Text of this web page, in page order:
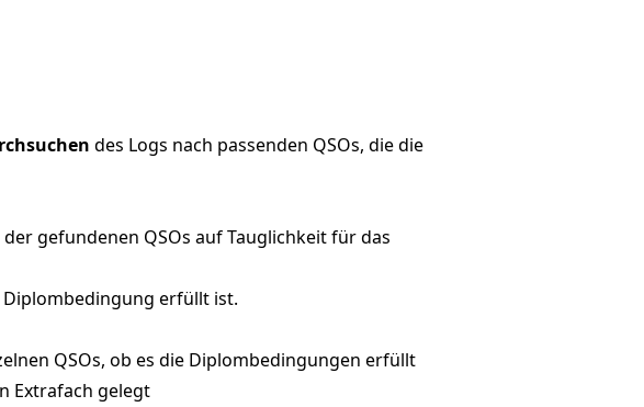
des Logs nach passenden QSOs, die die
gefundenen QSOs auf Tauglichkeit für das
Diplombedingung erfüllt ist.
QSOs, ob es die Diplombedingungen erfüllt
Extrafach gelegt